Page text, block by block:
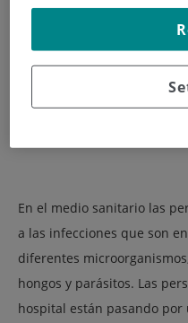
En el medio sanitario las
a las infecciones que son
diferentes
hongos y parásitos. Las
hospital están pasando